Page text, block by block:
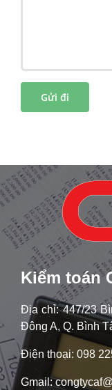
Kiểm toán
Địa chỉ: 447/23
Đông A, Q. Bình
Điện thoại: 098
Gmail: